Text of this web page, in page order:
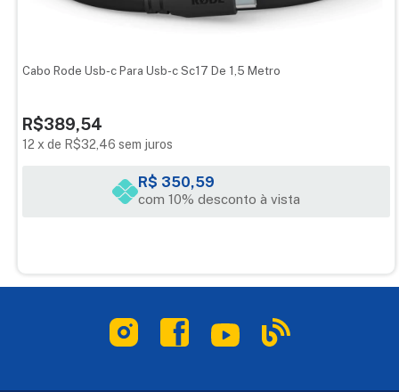
Cabo Rode Usb-c Para Usb-c Sc17 De 1,5 Metro
R$389,54
12 x de R$32,46 sem juros
R$ 350,59
com 10% desconto à vista